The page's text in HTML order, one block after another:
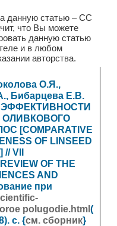
данную статью – CC
что Вы можете
данную статью
и в любом
авторства.
О.Я.,
Бибарцева Е.В.
[COMPARATIVE
OF LINSEED
VII
OF THE
AND
при
polugodie.html (
с. {см. сборник}